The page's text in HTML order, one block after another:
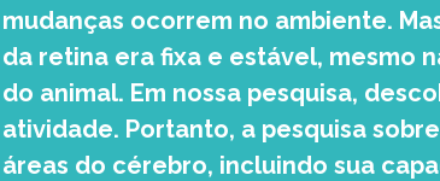
mudanças ocorrem no ambiente.
da retina era fixa e estável, mesmo
do animal. Em nossa pesquisa,
atividade. Portanto, a pesquisa
áreas do cérebro, incluindo sua